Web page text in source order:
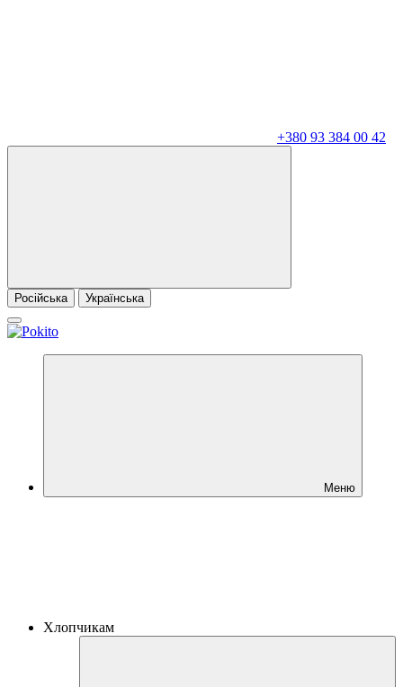
+380 93 384 00 42
Російська Українська
Меню
Хлопчикам